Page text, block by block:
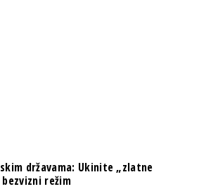
državama: Ukinite „zlatne
režim